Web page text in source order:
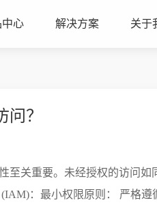
中心 解决方案 关于
？
至关重要。未经授权的访问
：最小权限原则： 严格遵